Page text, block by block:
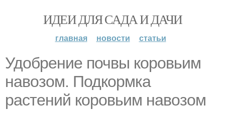
ИДЕИ ДЛЯ САДА И ДАЧИ
главная новости статьи
Удобрение почвы коровьим
навозом. Подкормка
растений коровьим навозом